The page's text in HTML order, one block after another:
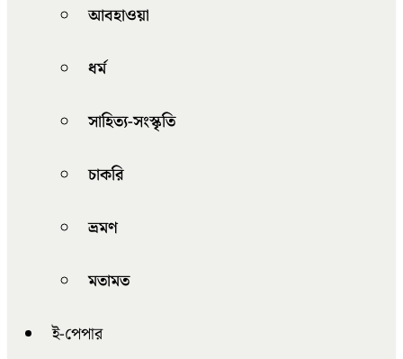
আবহাওয়া
ধর্ম
সাহিত্য-সংস্কৃতি
চাকরি
ভ্রমণ
মতামত
ই-পেপার